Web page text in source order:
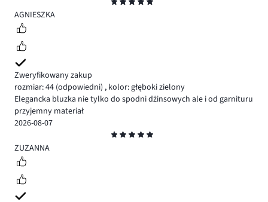
5
AGNIESZKA
Zweryfikowany zakup
rozmiar: 44 (odpowiedni) , kolor: głęboki zielony
Elegancka bluzka nie tylko do spodni dżinsowych ale i od garnituru
przyjemny materiał
2026-08-07
5
ZUZANNA